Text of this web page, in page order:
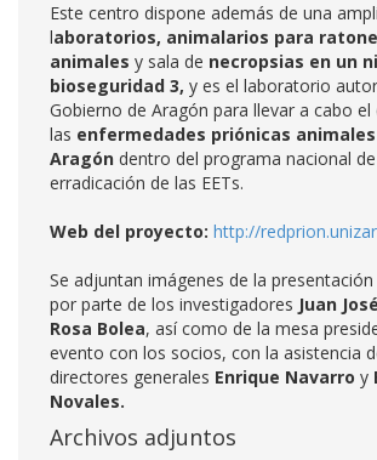
Este centro dispone además de una
laboratorios, animalarios para
animales y sala de necropsias en un
bioseguridad 3, y es el laboratorio
Gobierno de Aragón para llevar a cabo
las enfermedades priónicas
Aragón dentro del programa nacional
erradicación de las EETs.
Web del proyecto: http://
Se adjuntan imágenes de la
por parte de los investigadores Juan
Rosa Bolea, así como de la mesa
evento con los socios, con la asistencia
directores generales Enrique Navarro y
Novales.
Archivos adjuntos